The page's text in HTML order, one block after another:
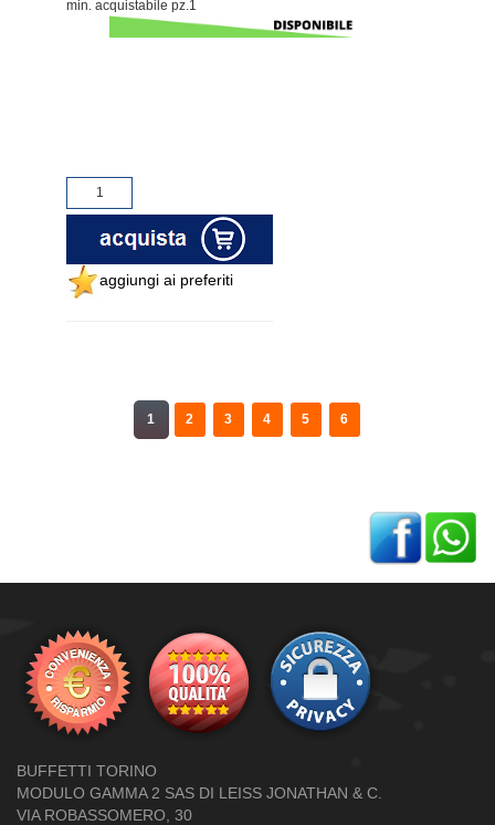
min. acquistabile pz.1
aggiungi ai preferiti
1 2 3 4 5 6
BUFFETTI TORINO
MODULO GAMMA 2 SAS DI LEISS JONATHAN & C.
VIA ROBASSOMERO, 30